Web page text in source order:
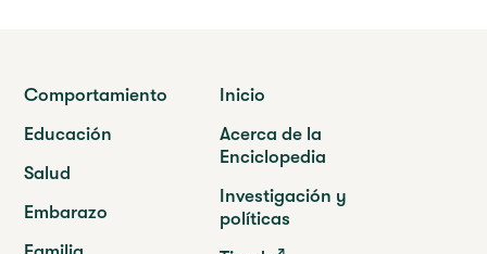
Comportamiento
Educación
Salud
Embarazo
Inicio
Acerca de la
Enciclopedia
Investigación y
políticas